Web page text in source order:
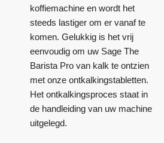
koffiemachine en wordt het
steeds lastiger om er vanaf te
komen. Gelukkig is het vrij
eenvoudig om uw Sage The
Barista Pro van kalk te ontzien
met onze ontkalkingstabletten.
Het ontkalkingsproces staat in
de handleiding van uw machine
uitgelegd.